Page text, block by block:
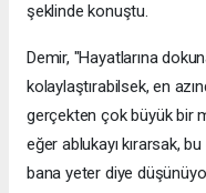
şeklinde konuştu.
Demir, "Hayatlarına
kolaylaştırabilsek, en
gerçekten çok büyük bir
eğer ablukayı kırarsak,
bana yeter diye